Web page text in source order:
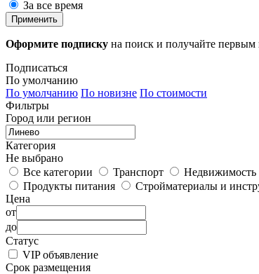
За все время
Применить
Оформите подписку на поиск и получайте
Подписаться
По умолчанию
По умолчанию По новизне По стоимости
Фильтры
Город или регион
Категория
Не выбрано
Все категории
Транспорт Недвижимость
Продукты питания
Стройматериалы и
Цена
от
до
Статус
VIP объявление
Срок размещения